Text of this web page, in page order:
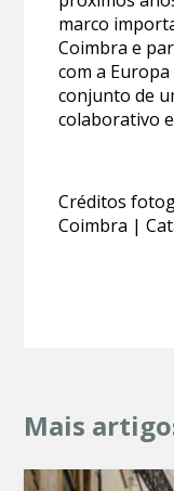
marco
Coimbra e
com a
conjunto de
colaborativo
Créditos
Coimbra |
Mais